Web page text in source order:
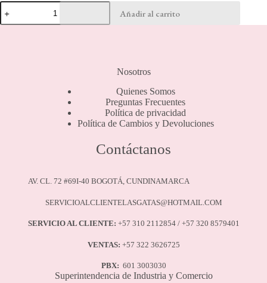
Liga
Antideslizante
cantidad
Añadir al carrito
Nosotros
Quienes Somos
Preguntas Frecuentes
Política de privacidad
Política de Cambios y Devoluciones
Contáctanos
AV. CL. 72 #69I-40 BOGOTÁ, CUNDINAMARCA
SERVICIOALCLIENTELASGATAS@HOTMAIL.COM
SERVICIO AL CLIENTE: +57 310 2112854 / +57 320 8579401
VENTAS: +57 322 3626725
PBX: 601 3003030
Superintendencia de Industria y Comercio